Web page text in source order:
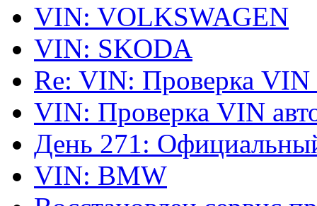
VIN: VOLKSWAGEN
VIN: SKODA
Re: VIN: Проверка VIN
VIN: Проверка VIN
День 271:
VIN: BMW